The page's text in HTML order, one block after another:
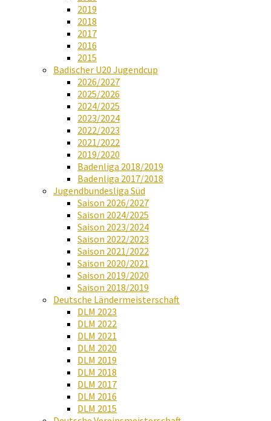
2019
2018
2017
2016
2015
Badischer U20 Jugendcup
2026/2027
2025/2026
2024/2025
2023/2024
2022/2023
2021/2022
2019/2020
Badenliga 2018/2019
Badenliga 2017/2018
Jugendbundesliga Süd
Saison 2026/2027
Saison 2024/2025
Saison 2023/2024
Saison 2022/2023
Saison 2021/2022
Saison 2020/2021
Saison 2019/2020
Saison 2018/2019
Deutsche Ländermeisterschaft
DLM 2023
DLM 2022
DLM 2021
DLM 2020
DLM 2019
DLM 2018
DLM 2017
DLM 2016
DLM 2015